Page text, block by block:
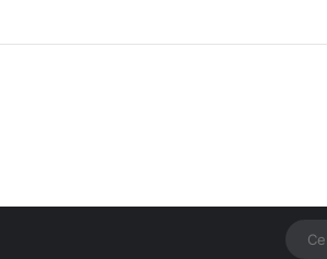
orari dei servizi a parità di tariffa